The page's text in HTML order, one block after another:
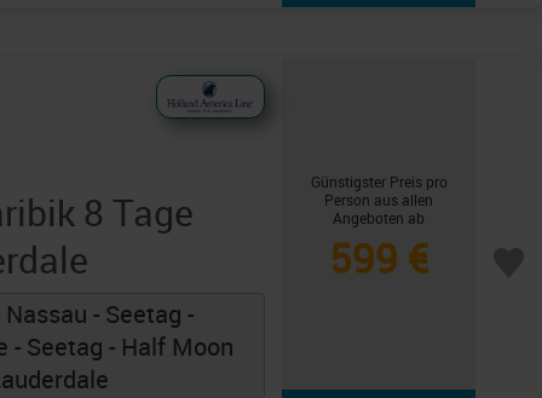
8 Tage
- Seetag -
- Seetag - Half Moon
Günstigster Preis pro
Person aus allen
Angeboten ab
599 €